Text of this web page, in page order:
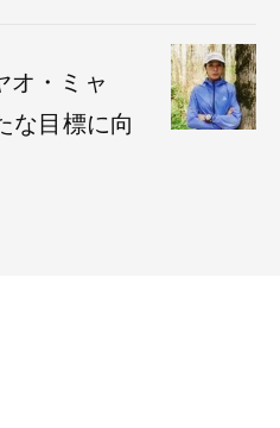
オ・ミャ
な目標に向